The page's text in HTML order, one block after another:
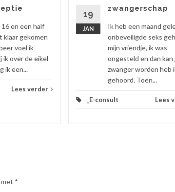
16 en een half
klaar gekomen
voel ik
ik over de eikel
ik een...
Lees verder
19
JAN
zwangerschap
Ik heb een maand
onbeveiligde seks
mijn vriendje, ik was
ongesteld en dan kan
zwanger worden heb
gehoord. Toen...
_E-consult Lees
*